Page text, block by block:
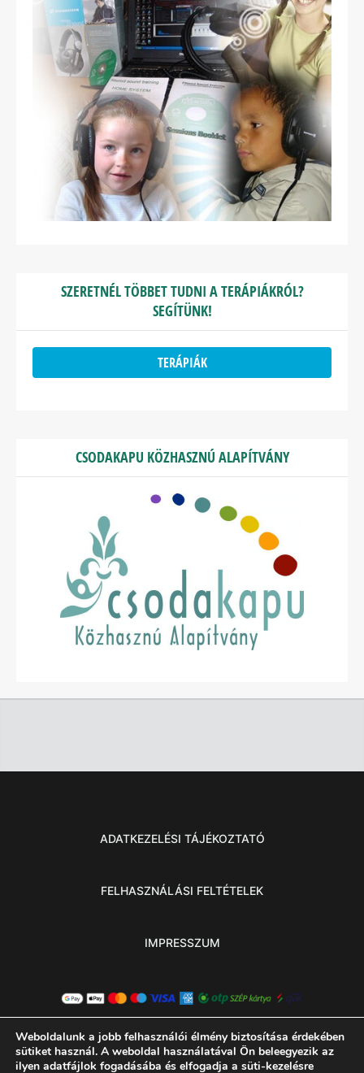
SZERETNÉL TÖBBET TUDNI A TERÁPIÁKRÓL?
SEGÍTÜNK!
TERÁPIÁK
CSODAKAPU KÖZHASZNÚ ALAPÍTVÁNY
ADATKEZELÉSI TÁJÉKOZTATÓ
FELHASZNÁLÁSI FELTÉTELEK
IMPRESSZUM
Weboldalunk a jobb felhasználói élmény biztosítása érdekében
sütiket használ. A weboldal használatával Ön beleegyezik az
ilyen adatfájlok fogadásába és elfogadja a süti-kezelésre